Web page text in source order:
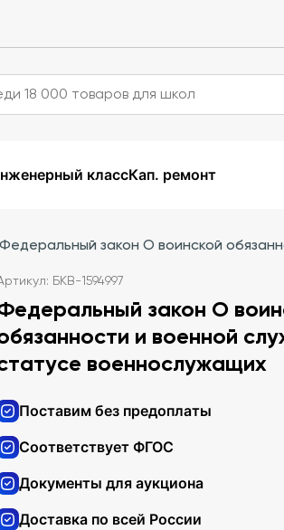
классКап. ремонт
Федеральный закон О воинской
БКВ-1594997
закон О
и военной
военнослужащих
Поставим без предоплаты
Соответствует ФГОС
Документы для аукциона
Доставка по всей России